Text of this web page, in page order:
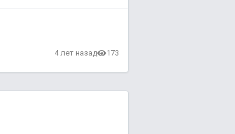
4 лет назад 173